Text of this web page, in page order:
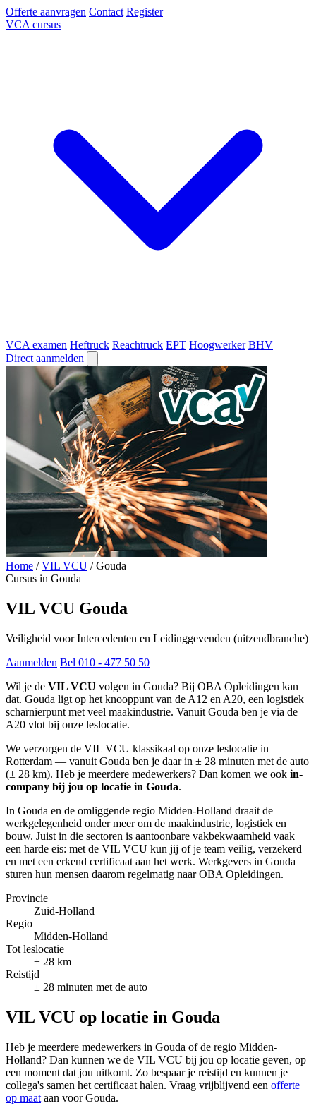
Offerte aanvragen Contact Register
VCA cursus
VCA examen Heftruck Reachtruck EPT Hoogwerker BHV
Direct aanmelden
Home / VIL VCU / Gouda
Cursus in Gouda
VIL VCU Gouda
Veiligheid voor Intercedenten en Leidinggevenden (uitzendbranche)
Aanmelden Bel 010 - 477 50 50
Wil je de VIL VCU volgen in Gouda? Bij OBA Opleidingen kan
dat. Gouda ligt op het knooppunt van de A12 en A20, een logistiek
scharnierpunt met veel maakindustrie. Vanuit Gouda ben je via de
A20 vlot bij onze leslocatie.
We verzorgen de VIL VCU klassikaal op onze leslocatie in
Rotterdam — vanuit Gouda ben je daar in ± 28 minuten met de auto
(± 28 km). Heb je meerdere medewerkers? Dan komen we ook in-
company bij jou op locatie in Gouda.
In Gouda en de omliggende regio Midden-Holland draait de
werkgelegenheid onder meer om de maakindustrie, logistiek en
bouw. Juist in die sectoren is aantoonbare vakbekwaamheid vaak
een harde eis: met de VIL VCU kun jij of je team veilig, verzekerd
en met een erkend certificaat aan het werk. Werkgevers in Gouda
sturen hun mensen daarom regelmatig naar OBA Opleidingen.
Provincie
Zuid-Holland
Regio
Midden-Holland
Tot leslocatie
± 28 km
Reistijd
± 28 minuten met de auto
VIL VCU op locatie in Gouda
Heb je meerdere medewerkers in Gouda of de regio Midden-
Holland? Dan kunnen we de VIL VCU bij jou op locatie geven, op
een moment dat jou uitkomt. Zo bespaar je reistijd en kunnen je
collega's samen het certificaat halen. Vraag vrijblijvend een offerte
op maat aan voor Gouda.